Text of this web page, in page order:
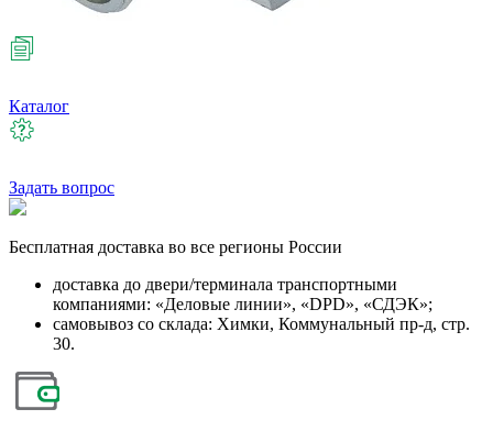
Каталог
Задать вопрос
Бесплатная доставка во все регионы России
доставка до двери/терминала транспортными
компаниями: «Деловые линии», «DPD», «СДЭК»;
самовывоз со склада: Химки, Коммунальный пр-д, стр.
30.